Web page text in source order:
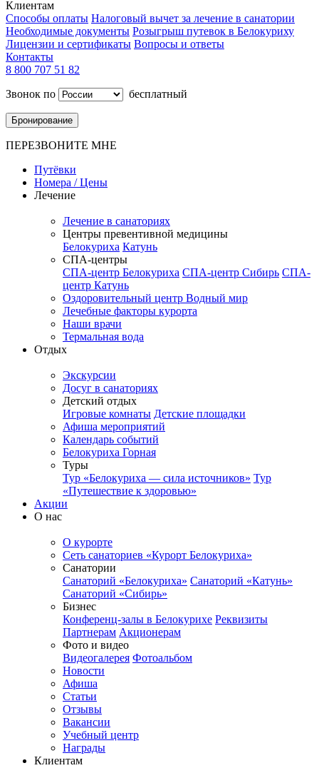
Клиентам
Способы оплаты Налоговый вычет за лечение в санатории
Необходимые документы Розыгрыш путевок в Белокуриху
Лицензии и сертификаты Вопросы и ответы
Контакты
8 800 707 51 82
Звонок по
бесплатный
Бронирование
ПЕРЕЗВОНИТЕ МНЕ
Путёвки
Номера / Цены
Лечение
Лечение в санаториях
Центры превентивной медицины
Белокуриха Катунь
СПА-центры
СПА-центр Белокуриха СПА-центр Сибирь СПА-
центр Катунь
Оздоровительный центр Водный мир
Лечебные факторы курорта
Наши врачи
Термальная вода
Отдых
Экскурсии
Досуг в санаториях
Детский отдых
Игровые комнаты Детские площадки
Афиша мероприятий
Календарь событий
Белокуриха Горная
Туры
Тур «Белокуриха — сила источников» Тур
«Путешествие к здоровью»
Акции
О нас
О курорте
Сеть санаториев «Курорт Белокуриха»
Санатории
Санаторий «Белокуриха» Санаторий «Катунь»
Санаторий «Сибирь»
Бизнес
Конференц-залы в Белокурихе Реквизиты
Партнерам Акционерам
Фото и видео
Видеогалерея Фотоальбом
Новости
Афиша
Статьи
Отзывы
Вакансии
Учебный центр
Награды
Клиентам